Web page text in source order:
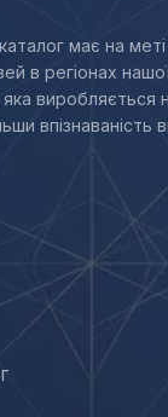
має на
в регіонах
яка виробляється
впізнаваність